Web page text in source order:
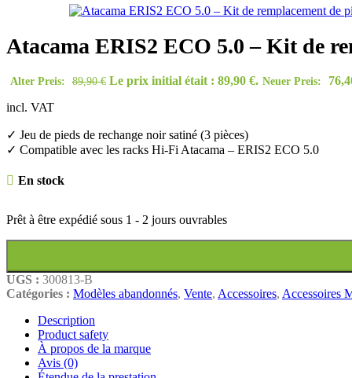
Atacama ERIS2 ECO 5.0 – Kit de
Alter Preis: 89,90€ Le prix initial était : 89,90 €. Neuer Preis:
incl. VAT
✓ Jeu de pieds de rechange noir satiné (3 pièces)
✓ Compatible avec les racks Hi-Fi Atacama – ERIS2 ECO 5.0
En stock
Prêt à être expédié sous 1 - 2 jours ouvrables
UGS : 300813-B
Catégories : Modèles abandonnés, Vente, Accessoires, Accessoires
Description
Product safety
À propos de la marque
Avis (0)